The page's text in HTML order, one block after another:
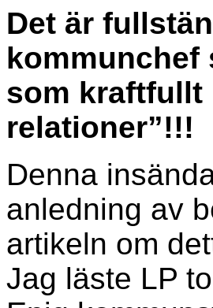
Det är
kommunchef
som kraftfullt
relationer”!!!
Denna
anledning av
artikeln om
Jag läste LP